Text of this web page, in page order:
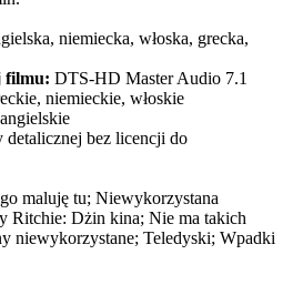
niemiecka, włoska, grecka,
filmu: DTS-HD Master Audio 7.1
niemieckie, włoskie
angielskie
detalicznej bez licencji do
maluję tu; Niewykorzystana
Ritchie: Dżin kina; Nie ma takich
niewykorzystane; Teledyski; Wpadki